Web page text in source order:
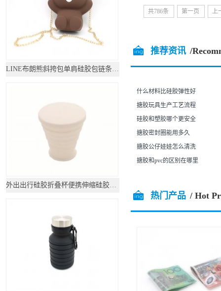
共786条 第一页 上
推荐资讯 /
什么材料比硅胶弹性好
搪胶玩具生产工艺流程
硅胶和塑胶哪个更安全
搪胶密封圈能用多久
搪胶公仔娃娃怎么清洗
搪胶和pvc的区别在哪里
热门产品 / Hot
LINE布朗熊斜挎包单肩硅胶包链条包可妮兔女化妆
外出出行硅胶折叠杯便携伸缩硅胶水杯